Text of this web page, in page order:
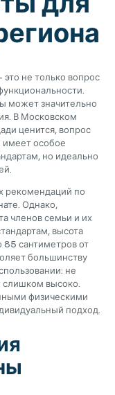
не только вопрос
может значительно
В Московском
ценится, вопрос
имеет особое
но идеально
рекомендаций по
Однако,
членов семьи и их
высота
85 сантиметров от
большинству
не
слишком высоко.
физическими
подход.